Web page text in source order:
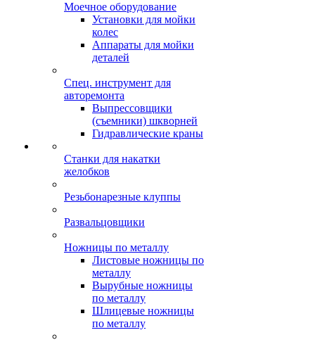
Моечное оборудование
Установки для мойки
колес
Аппараты для мойки
деталей
Спец. инструмент для
авторемонта
Выпрессовщики
(съемники) шкворней
Гидравлические краны
Станки для накатки
желобков
Резьбонарезные клуппы
Развальцовщики
Ножницы по металлу
Листовые ножницы по
металлу
Вырубные ножницы
по металлу
Шлицевые ножницы
по металлу